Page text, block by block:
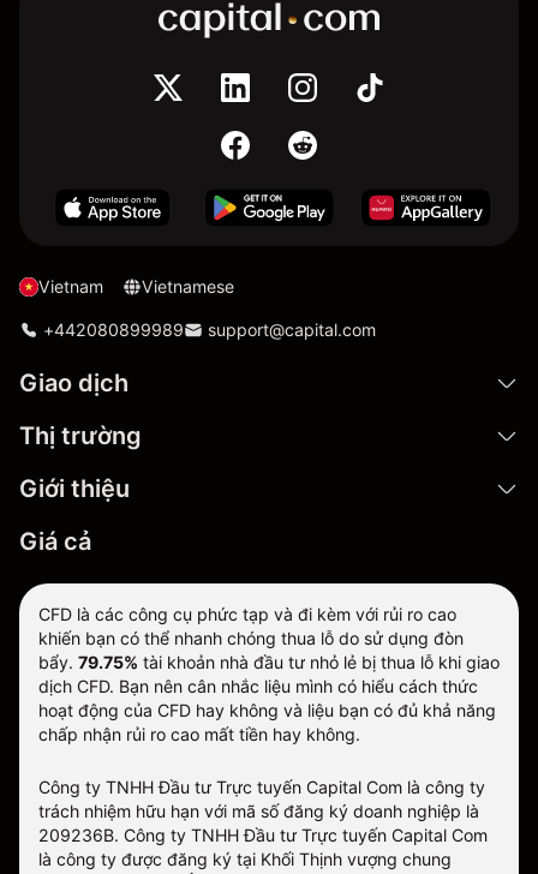
Vietnam Vietnamese
+442080899989 support@capital.com
Giao dịch
Thị trường
Giới thiệu
Giá cả
CFD là các công cụ phức tạp và đi kèm với rủi ro cao
khiến bạn có thể nhanh chóng thua lỗ do sử dụng đòn
bẩy. 79.75% tài khoản nhà đầu tư nhỏ lẻ bị thua lỗ khi giao
dịch CFD. Bạn nên cân nhắc liệu mình có hiểu cách thức
hoạt động của CFD hay không và liệu bạn có đủ khả năng
chấp nhận rủi ro cao mất tiền hay không.
Công ty TNHH Đầu tư Trực tuyến Capital Com là công ty
trách nhiệm hữu hạn với mã số đăng ký doanh nghiệp là
209236B. Công ty TNHH Đầu tư Trực tuyến Capital Com
là công ty được đăng ký tại Khối Thịnh vượng chung